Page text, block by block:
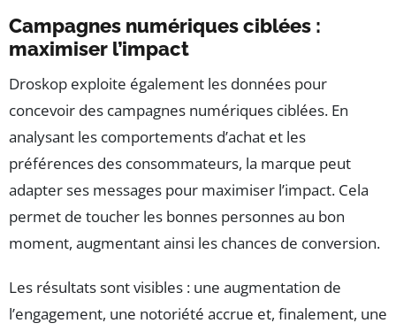
Campagnes numériques ciblées :
maximiser l’impact
Droskop exploite également les données pour
concevoir des campagnes numériques ciblées. En
analysant les comportements d’achat et les
préférences des consommateurs, la marque peut
adapter ses messages pour maximiser l’impact. Cela
permet de toucher les bonnes personnes au bon
moment, augmentant ainsi les chances de conversion.
Les résultats sont visibles : une augmentation de
l’engagement, une notoriété accrue et, finalement, une